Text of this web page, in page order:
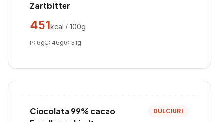
Zartbitter
451kcal / 100g
P: 6gC: 46gG: 31g
Ciocolata 99% cacao
DULCIURI